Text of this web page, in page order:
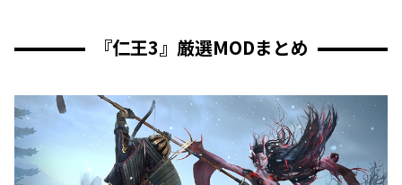
『仁王3』厳選MODまとめ